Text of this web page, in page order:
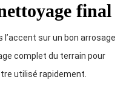
final
sur un bon arrosage
complet du terrain pour
utilisé rapidement.